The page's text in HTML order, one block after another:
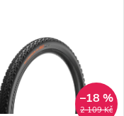
2 109 Kč
–18 %